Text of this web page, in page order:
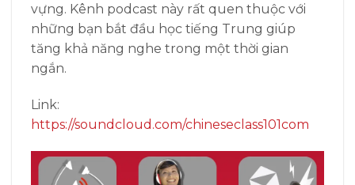
vựng. Kênh podcast này rất quen thuộc với
những bạn bắt đầu học tiếng Trung giúp
tăng khả năng nghe trong một thời gian
ngắn.
Link:
https://soundcloud.com/chineseclass101com